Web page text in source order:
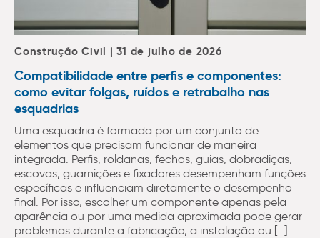
Construção Civil | 31 de julho de 2026
Compatibilidade entre perfis e componentes:
como evitar folgas, ruídos e retrabalho nas
esquadrias
Uma esquadria é formada por um conjunto de
elementos que precisam funcionar de maneira
integrada. Perfis, roldanas, fechos, guias, dobradiças,
escovas, guarnições e fixadores desempenham funções
específicas e influenciam diretamente o desempenho
final. Por isso, escolher um componente apenas pela
aparência ou por uma medida aproximada pode gerar
problemas durante a fabricação, a instalação ou […]